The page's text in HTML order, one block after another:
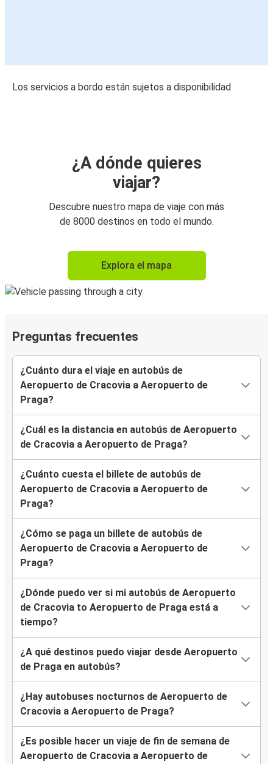
Los servicios a bordo están sujetos a disponibilidad
¿A dónde quieres
viajar?
Descubre nuestro mapa de viaje con más
de 8000 destinos en todo el mundo.
Explora el mapa
Preguntas frecuentes
¿Cuánto dura el viaje en autobús de
Aeropuerto de Cracovia a Aeropuerto de
Praga?
¿Cuál es la distancia en autobús de Aeropuerto
de Cracovia a Aeropuerto de Praga?
¿Cuánto cuesta el billete de autobús de
Aeropuerto de Cracovia a Aeropuerto de
Praga?
¿Cómo se paga un billete de autobús de
Aeropuerto de Cracovia a Aeropuerto de
Praga?
¿Dónde puedo ver si mi autobús de Aeropuerto
de Cracovia to Aeropuerto de Praga está a
tiempo?
¿A qué destinos puedo viajar desde Aeropuerto
de Praga en autobús?
¿Hay autobuses nocturnos de Aeropuerto de
Cracovia a Aeropuerto de Praga?
¿Es posible hacer un viaje de fin de semana de
Aeropuerto de Cracovia a Aeropuerto de